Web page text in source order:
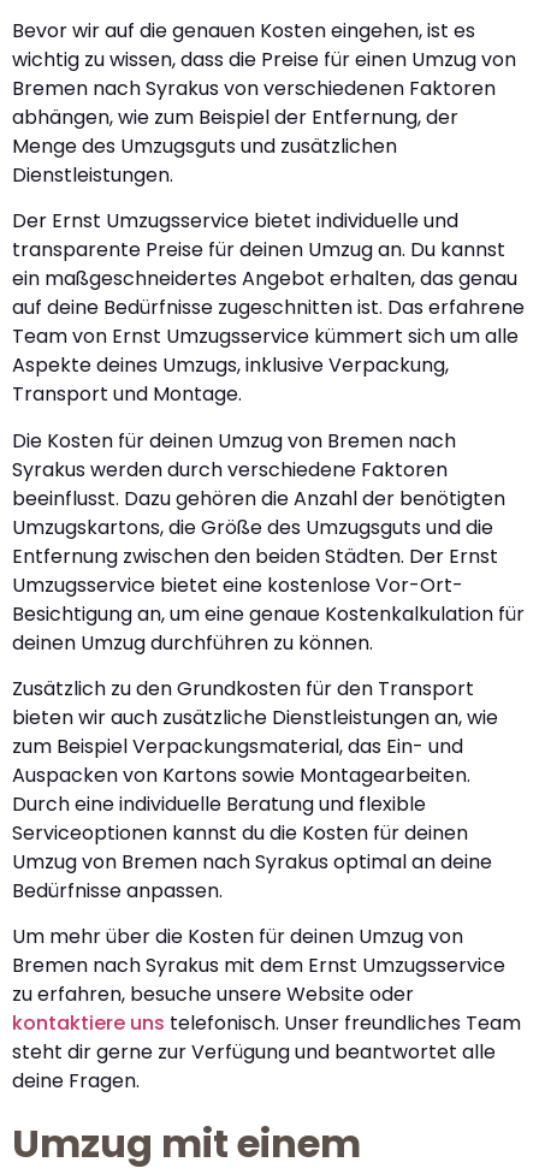
Bevor wir auf die genauen Kosten eingehen, ist es
wichtig zu wissen, dass die Preise für einen Umzug von
Bremen nach Syrakus von verschiedenen Faktoren
abhängen, wie zum Beispiel der Entfernung, der
Menge des Umzugsguts und zusätzlichen
Dienstleistungen.
Der Ernst Umzugsservice bietet individuelle und
transparente Preise für deinen Umzug an. Du kannst
ein maßgeschneidertes Angebot erhalten, das genau
auf deine Bedürfnisse zugeschnitten ist. Das erfahrene
Team von Ernst Umzugsservice kümmert sich um alle
Aspekte deines Umzugs, inklusive Verpackung,
Transport und Montage.
Die Kosten für deinen Umzug von Bremen nach
Syrakus werden durch verschiedene Faktoren
beeinflusst. Dazu gehören die Anzahl der benötigten
Umzugskartons, die Größe des Umzugsguts und die
Entfernung zwischen den beiden Städten. Der Ernst
Umzugsservice bietet eine kostenlose Vor-Ort-
Besichtigung an, um eine genaue Kostenkalkulation für
deinen Umzug durchführen zu können.
Zusätzlich zu den Grundkosten für den Transport
bieten wir auch zusätzliche Dienstleistungen an, wie
zum Beispiel Verpackungsmaterial, das Ein- und
Auspacken von Kartons sowie Montagearbeiten.
Durch eine individuelle Beratung und flexible
Serviceoptionen kannst du die Kosten für deinen
Umzug von Bremen nach Syrakus optimal an deine
Bedürfnisse anpassen.
Um mehr über die Kosten für deinen Umzug von
Bremen nach Syrakus mit dem Ernst Umzugsservice
zu erfahren, besuche unsere Website oder
kontaktiere uns telefonisch. Unser freundliches Team
steht dir gerne zur Verfügung und beantwortet alle
deine Fragen.
Umzug mit einem